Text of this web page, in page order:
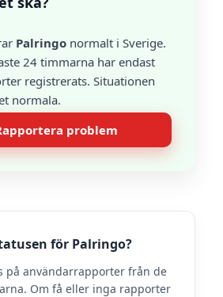
Palringo normalt i Sverige.
24 timmarna har endast
registrerats. Situationen
normala.
problem
för Palringo?
på användarrapporter från de
Om få eller inga rapporter